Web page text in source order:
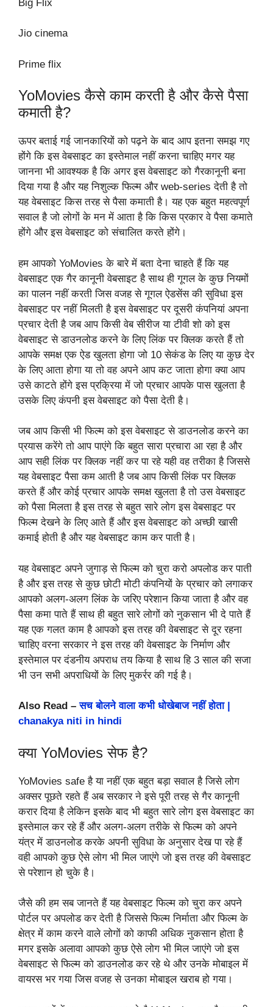
Big Flix
Jio cinema
Prime flix
YoMovies कैसे काम करती है और कैसे पैसा
कमाती है?
ऊपर बताई गई जानकारियों को पढ़ने के बाद आप इतना समझ गए
होंगे कि इस वेबसाइट का इस्तेमाल नहीं करना चाहिए मगर यह
जानना भी आवश्यक है कि अगर इस वेबसाइट को गैरकानूनी बना
दिया गया है और यह निशुल्क फिल्म और web-series देती है तो
यह वेबसाइट किस तरह से पैसा कमाती है। यह एक बहुत महत्वपूर्ण
सवाल है जो लोगों के मन में आता है कि किस प्रकार वे पैसा कमाते
होंगे और इस वेबसाइट को संचालित करते होंगे।
हम आपको YoMovies के बारे में बता देना चाहते हैं कि यह
वेबसाइट एक गैर कानूनी वेबसाइट है साथ ही गूगल के कुछ नियमों
का पालन नहीं करती जिस वजह से गूगल ऐडसेंस की सुविधा इस
वेबसाइट पर नहीं मिलती है इस वेबसाइट पर दूसरी कंपनियां अपना
प्रचार देती है जब आप किसी वेब सीरीज या टीवी शो को इस
वेबसाइट से डाउनलोड करने के लिए लिंक पर क्लिक करते हैं तो
आपके समक्ष एक ऐड खुलता होगा जो 10 सेकंड के लिए या कुछ देर
के लिए आता होगा या तो वह अपने आप कट जाता होगा क्या आप
उसे काटते होंगे इस प्रक्रिया में जो प्रचार आपके पास खुलता है
उसके लिए कंपनी इस वेबसाइट को पैसा देती है।
जब आप किसी भी फिल्म को इस वेबसाइट से डाउनलोड करने का
प्रयास करेंगे तो आप पाएंगे कि बहुत सारा प्रचारा आ रहा है और
आप सही लिंक पर क्लिक नहीं कर पा रहे यही वह तरीका है जिससे
यह वेबसाइट पैसा कम आती है जब आप किसी लिंक पर क्लिक
करते हैं और कोई प्रचार आपके समक्ष खुलता है तो उस वेबसाइट
को पैसा मिलता है इस तरह से बहुत सारे लोग इस वेबसाइट पर
फिल्म देखने के लिए आते हैं और इस वेबसाइट को अच्छी खासी
कमाई होती है और यह वेबसाइट काम कर पाती है।
यह वेबसाइट अपने जुगाड़ से फिल्म को चुरा करो अपलोड कर पाती
है और इस तरह से कुछ छोटी मोटी कंपनियों के प्रचार को लगाकर
आपको अलग-अलग लिंक के जरिए परेशान किया जाता है और वह
पैसा कमा पाते हैं साथ ही बहुत सारे लोगों को नुकसान भी दे पाते हैं
यह एक गलत काम है आपको इस तरह की वेबसाइट से दूर रहना
चाहिए वरना सरकार ने इस तरह की वेबसाइट के निर्माण और
इस्तेमाल पर दंडनीय अपराध तय किया है साथ हि 3 साल की सजा
भी उन सभी अपराधियों के लिए मुकर्रर की गई है।
Also Read –सच बोलने वाला कभी धोखेबाज नहीं होता |
chanakya niti in hindi
क्या YoMovies सेफ है?
YoMovies safe है या नहीं एक बहुत बड़ा सवाल है जिसे लोग
अक्सर पूछते रहते हैं अब सरकार ने इसे पूरी तरह से गैर कानूनी
करार दिया है लेकिन इसके बाद भी बहुत सारे लोग इस वेबसाइट का
इस्तेमाल कर रहे हैं और अलग-अलग तरीके से फिल्म को अपने
यंत्र में डाउनलोड करके अपनी सुविधा के अनुसार देख पा रहे हैं
वही आपको कुछ ऐसे लोग भी मिल जाएंगे जो इस तरह की वेबसाइट
से परेशान हो चुके है।
जैसे की हम सब जानते हैं यह वेबसाइट फिल्म को चुरा कर अपने
पोर्टल पर अपलोड कर देती है जिससे फिल्म निर्माता और फिल्म के
क्षेत्र में काम करने वाले लोगों को काफी अधिक नुकसान होता है
मगर इसके अलावा आपको कुछ ऐसे लोग भी मिल जाएंगे जो इस
वेबसाइट से फिल्म को डाउनलोड कर रहे थे और उनके मोबाइल में
वायरस भर गया जिस वजह से उनका मोबाइल खराब हो गया।